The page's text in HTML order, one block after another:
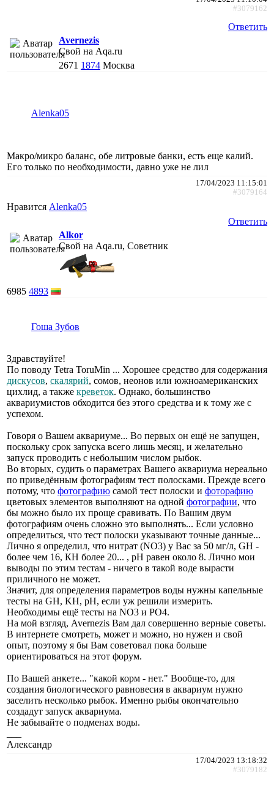
#3079162
Ответить
Avernezis
Свой на Aqa.ru
2671 1874 Москва
Alenka05
Макро/микро баланс, обе литровые банки, есть еще калий.
Его только по необходимости, давно уже не лил
17/04/2023 11:15:01
#3079164
Нравится Alenka05
Ответить
Alkor
Свой на Aqa.ru, Советник
6985 4893
Гоша Зубов
Здравствуйте!
По поводу Tetra ToruMin ... Хорошее средство для содержания
дискусов, скалярий, сомов, неонов или южноамериканских
цихлид, а также креветок. Однако, большинство
аквариумистов обходится без этого средства и к тому же с
успехом.
Говоря о Вашем аквариуме... Во первых он ещё не запущен,
поскольку срок запуска всего лишь месяц, и желательно
запуск проводить с небольшим числом рыбок.
Во вторых, судить о параметрах Вашего аквариума нереально
по приведённым фотографиям тест полосками. Прежде всего
потому, что фотографию самой тест полоски и фоторафию
цветовых элементов выполняют на одной фотографии, что
бы можно было их проще сравивать. По Вашим двум
фотографиям очень сложно это выполнять... Если условно
определиться, что тест полоски указывают точные данные...
Лично я определил, что нитрат (NO3) у Вас за 50 мг/л, GH -
более чем 16, КН более 20... , рН равен около 8. Лично мои
выводы по этим тестам - ничего в такой воде вырасти
приличного не может.
Значит, для определения параметров воды нужны капельные
тесты на GH, KH, pH, если уж решили измерить.
Необходимы ещё тесты на NO3 и РО4.
На мой взгляд, Avernezis Вам дал совершенно верные советы.
В интернете смотреть, может и можно, но нужен и свой
опыт, поэтому я бы Вам советовал пока больше
ориентироваться на этот форум.
По Вашей анкете... "какой корм - нет." Вообще-то, для
создания биологического равновесия в аквариум нужно
заселить несколько рыбок. Именно рыбы окончательно
создадут запуск аквариума.
Не забывайте о подменах воды.
Александр
17/04/2023 13:18:32
#3079182